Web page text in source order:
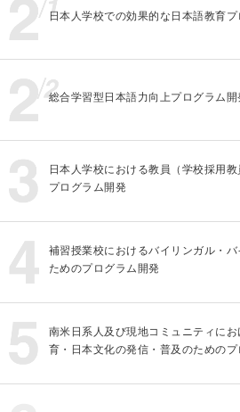
日本人学校での効果的な日本語教育
総合学習型日本語力向上プログラム開
日本人学校における教員（学校採用
プログラム開発
補習授業校におけるバイリンガル・
ためのプログラム開発
南米日系人及び現地コミュニティに
育・日本文化の発信・普及のための